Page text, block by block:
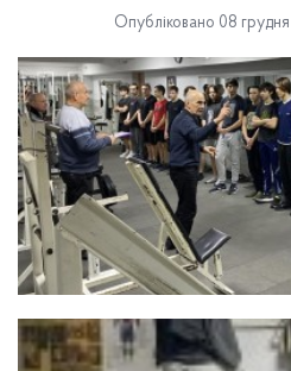
Опубліковано 08